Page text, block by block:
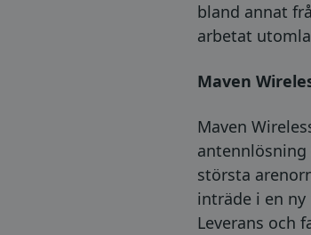
bland annat
arbetat
Maven
Maven
antennlösning
största
inträde i en
Leverans och